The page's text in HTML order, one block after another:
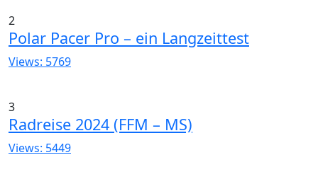
2
Polar Pacer Pro – ein Langzeittest
Views: 5769
3
Radreise 2024 (FFM – MS)
Views: 5449